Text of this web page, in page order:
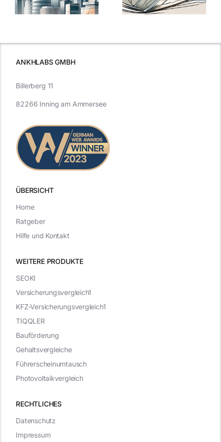
auf Glas
Expertentipps
für maximale
ANKHLABS GMBH
ÜBERSICHT
WEITERE PRODUKTE
RECHTLICHES
Billerberg 11
82266 Inning am Ammersee
Datenschutz
Impressum
SEOKI
Versicherungsvergleich1
KFZ-Versicherungsvergleich1
TIQQLER
Bauförderung
Gehaltsvergleiche
Führerscheinumtausch
Photovoltaikvergleich
Home
Ratgeber
Hilfe und Kontakt